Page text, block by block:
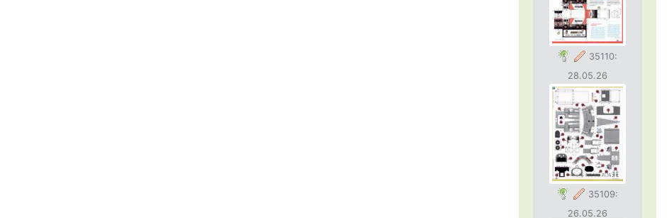
35110:
28.05.26
35109:
26.05.26